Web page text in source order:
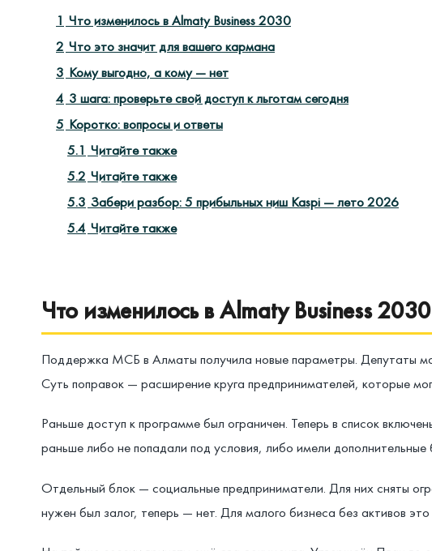
1 Что изменилось в Almaty Business 2030
2 Что это значит для вашего кармана
3 Кому выгодно, а кому — нет
4 3 шага: проверьте свой доступ к льготам сегодня
5 Коротко: вопросы и ответы
5.1 Читайте также
5.2 Читайте также
5.3 Забери разбор: 5 прибыльных ниш Kaspi — лето 2026
5.4 Читайте также
Что изменилось в Almaty Business 2030
Поддержка МСБ в Алматы получила новые параметры. Депутаты
Суть поправок — расширение круга предпринимателей, которые
Раньше доступ к программе был ограничен. Теперь в список
раньше либо не попадали под условия, либо имели
Отдельный блок — социальные предприниматели. Для них сняты
нужен был залог, теперь — нет. Для малого бизнеса без активов